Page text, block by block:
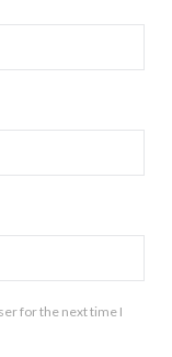
for the next time I